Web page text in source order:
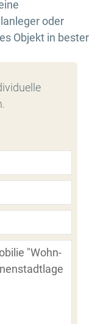
oder
Objekt in bester